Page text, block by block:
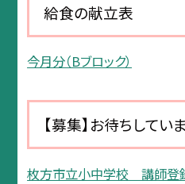
給食の献立表
今月分（Bブロック）
【募集】お待ちしてい
枚方市立小中学校 講師登録